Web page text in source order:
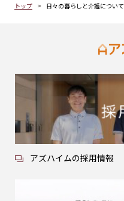
トップ 日々の暮らしと介護について
アズハイムの採用情報